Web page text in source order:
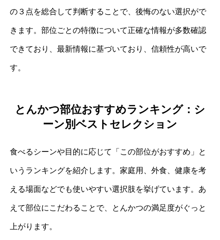
の３点を総合して判断することで、後悔のない選択がで
きます。部位ごとの特徴について正確な情報が多数確認
できており、最新情報に基づいており、信頼性が高いで
す。
とんかつ部位おすすめランキング：シ
ーン別ベストセレクション
食べるシーンや目的に応じて「この部位がおすすめ」と
いうランキングを紹介します。家庭用、外食、健康を考
える場面などでも使いやすい選択肢を挙げています。あ
えて部位にこだわることで、とんかつの満足度がぐっと
上がります。